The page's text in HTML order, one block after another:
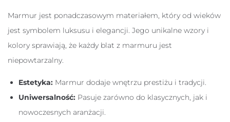
Marmur jest ponadczasowym materiałem, który od wieków
jest symbolem luksusu i elegancji. Jego unikalne wzory i
kolory sprawiają, że każdy blat z marmuru jest
niepowtarzalny.
Estetyka: Marmur dodaje wnętrzu prestiżu i tradycji.
Uniwersalność: Pasuje zarówno do klasycznych, jak i
nowoczesnych aranżacji.